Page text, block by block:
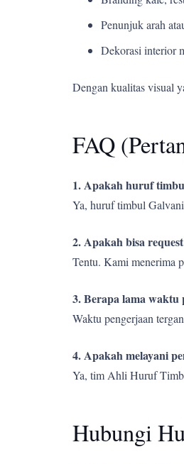
Penunjuk arah
Dekorasi interior
Dengan kualitas visual
FAQ
1. Apakah huruf
Ya, huruf timbul
2. Apakah bisa
Tentu. Kami menerima
3. Berapa lama waktu
Waktu pengerjaan
4. Apakah melayani
Ya, tim Ahli Huruf
Hubungi